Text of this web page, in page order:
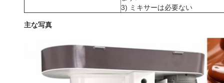
3) ミキサーは必要ない
主な写真